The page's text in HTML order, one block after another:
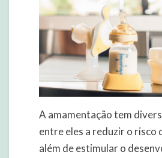
A amamentação tem
entre eles a reduzir o risco
além de estimular o